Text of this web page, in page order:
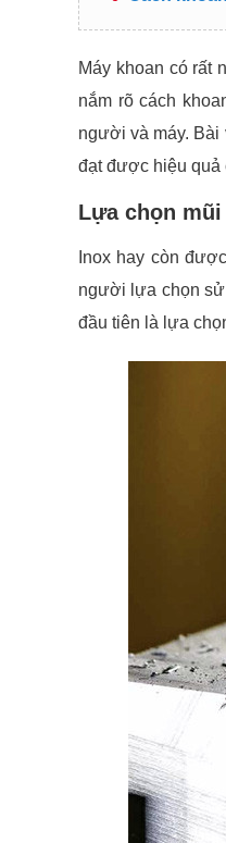
Máy khoan có rất
nắm rõ cách
người và máy.
đạt được hiệu quả
Lựa chọn
Inox hay còn
người lựa chọn sử
đầu tiên là lựa